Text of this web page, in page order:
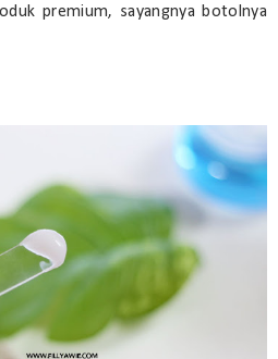
premium, sayangnya botolnya